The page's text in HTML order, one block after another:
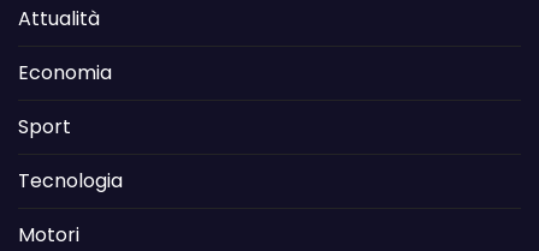
Attualità
Economia
Sport
Tecnologia
Motori